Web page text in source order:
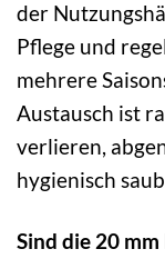
der
Pflege und
mehrere
Austausch ist
verlieren,
hygienisch
Sind die 20